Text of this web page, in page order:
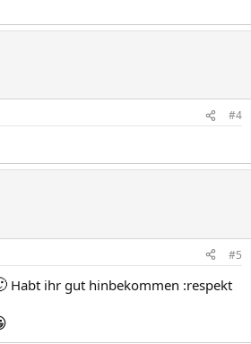
#4
#5
Habt ihr gut hinbekommen :respekt